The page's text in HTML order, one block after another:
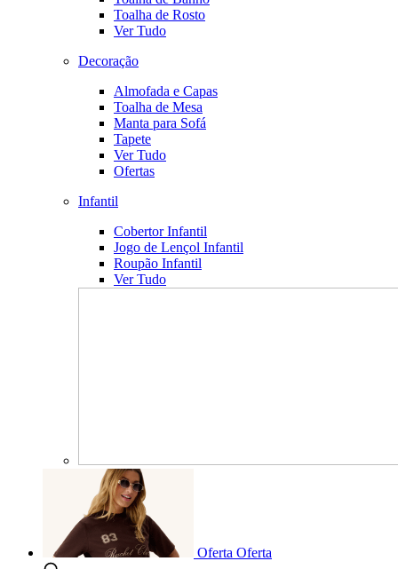
Toalha de Rosto
Ver Tudo
Decoração
Almofada e Capas
Toalha de Mesa
Manta para Sofá
Tapete
Ver Tudo
Ofertas
Infantil
Cobertor Infantil
Jogo de Lençol Infantil
Roupão Infantil
Ver Tudo
Oferta Oferta